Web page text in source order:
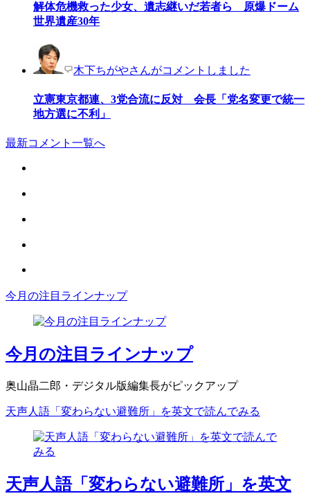
解体危機救った少女、遺志継いだ若者ら 原爆ドーム
世界遺産30年
木下ちがやさんがコメントしました
立憲東京都連、3党合流に反対 会長「党名変更で統一
地方選に不利」
最新コメント一覧へ
今月の注目ラインナップ
今月の注目ラインナップ
奥山晶二郎・デジタル版編集長がピックアップ
天声人語「変わらない避難所」を英文で読んでみる
天声人語「変わらない避難所」を英文